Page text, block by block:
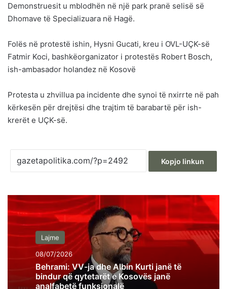
Demonstruesit u mblodhën në një park pranë selisë së
Dhomave të Specializuara në Hagë.
Folës në protestë ishin, Hysni Gucati, kreu i OVL-UÇK-së
Fatmir Koci, bashkëorganizator i protestës Robert Bosch,
ish-ambasador holandez në Kosovë
Protesta u zhvillua pa incidente dhe synoi të nxirrte në pah
kërkesën për drejtësi dhe trajtim të barabartë për ish-
krerët e UÇK-së.
Kopjo linkun
Lajme
08/07/2026
Behrami: VV-ja dhe Albin Kurti janë të
bindur që qytetarët e Kosovës janë
analfabetë funksionalë